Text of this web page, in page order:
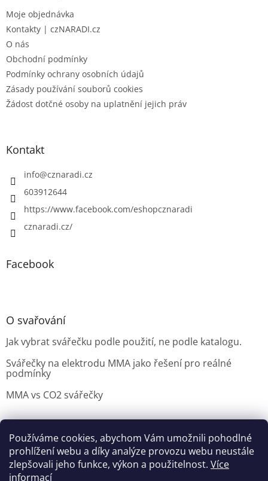
Používáme cookies, abychom Vám umožnili pohodlné
prohlížení webu a díky analýze provozu webu neustále
zlepšovali jeho funkce, výkon a použitelnost. Více
informací
Moje objednávka
Kontakty | czNARADI.cz
O nás
Obchodní podmínky
Podmínky ochrany osobních údajů
Zásady používání souborů cookies
Žádost dotčné osoby na uplatnění jejich práv
Kontakt
info@cznaradi.cz
603912644
https://www.facebook.com/eshopcznaradi
cznaradi.cz/
Facebook
O svařování
Jak vybrat svářečku podle použití, ne podle katalogu.
Svářečky na elektrodu MMA jako řešení pro reálné
podmínky
MMA vs CO2 svářečky
Možnosti doručení Nakupovani Možností platby
Výběr svářečky